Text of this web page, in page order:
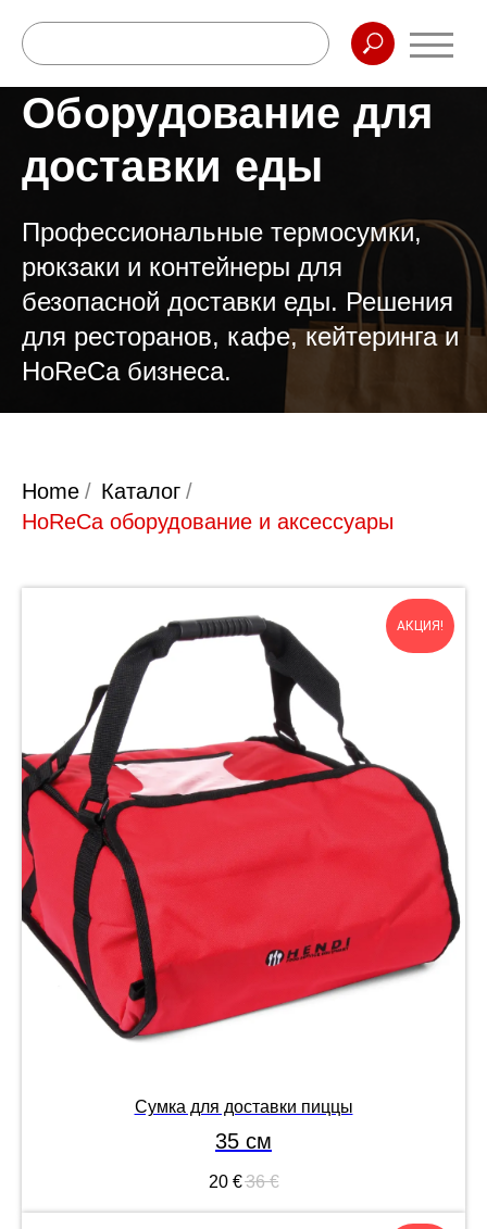
Оборудование для
доставки еды
Профессиональные термосумки,
рюкзаки и контейнеры для
безопасной доставки еды. Решения
для ресторанов, кафе, кейтеринга и
HoReCa бизнеса.
Home / Каталог /
HoReCa оборудование и аксессуары
АКЦИЯ!
Сумка для доставки пиццы
35 см
20 €36 €